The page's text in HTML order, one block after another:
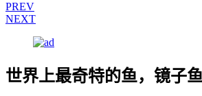
PREV
NEXT
世界上最奇特的鱼，镜子